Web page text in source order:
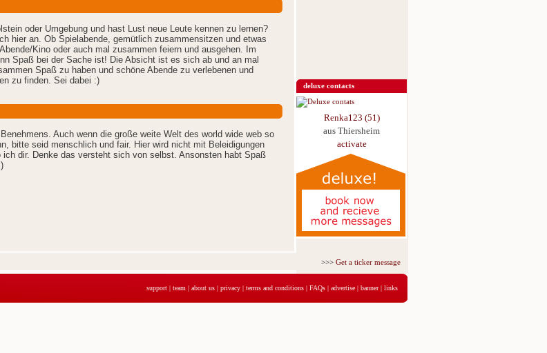
oder Umgebung und hast Lust neue Leute kennen zu lernen?
hier an. Ob Spielabende, gemütlich zusammensitzen und etwas
Kino oder auch mal zusammen feiern und ausgehen. Im
Spaß bei der Sache ist! Die Absicht ist es sich ab und an mal
Spaß zu haben und schöne Abende zu verlebenen und
zu finden. Sei dabei :)
Auch wenn die große weite Welt des world wide web so
bitte seid menschlich und fair. Hier wird nicht mit Beleidigungen
dir. Denke das versteht sich von selbst. Ansonsten habt Spaß
deluxe contacts
Renka123 (51)
aus Thiersheim
activate
>>>Get a ticker message for just 5,95€ for 3 days
support | team | about us | privacy | terms and conditions | FAQs | advertise | banner| links